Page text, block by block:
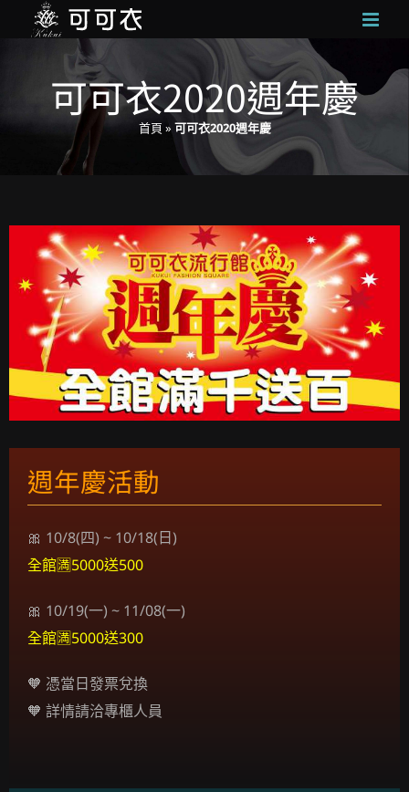
可可衣2020週年慶
首頁 » 可可衣2020週年慶
週年慶活動
🎀 10/8(四) ~ 10/18(日)
全館🈵5000送500
🎀 10/19(一) ~ 11/08(一)
全館🈵5000送300
🧡 憑當日發票兌換
🧡 詳情請洽專櫃人員